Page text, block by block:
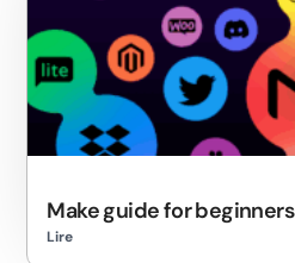
Make guide for beginners
Lire